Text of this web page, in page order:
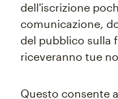
dell'iscrizione
comunicazione,
del pubblico sulla
riceveranno tue
Questo consente